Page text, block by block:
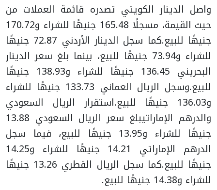
واصل الدينار الكويتي تصدره قائمة العملات من
حيث القيمة، مسجلًا 165.48 جنيهًا للشراء و170.72
جنيهًا للبيع.
كما سجل الدينار الأردني 72.87 جنيهًا
للشراء و73.94 جنيهًا للبيع، بينما بلغ سعر الدينار
البحريني 136.45 جنيهًا للشراء و138.93 جنيهًا
للبيع.
وسجل الريال العماني 133.73 جنيهًا للشراء
و136.03 جنيهًا للبيع.
استقرار الريال السعودي
والدرهم الإماراتي
بلغ سعر الريال السعودي 13.88
جنيهًا للشراء و13.95 جنيهًا للبيع، فيما سجل
الدرهم الإماراتي 14.21 جنيهًا للشراء و14.25
جنيهًا للبيع.
كما سجل الريال القطري 13.26 جنيهًا
للشراء و14.38 جنيهًا للبيع.